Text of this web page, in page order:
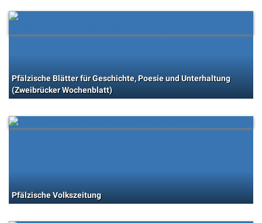
Pfälzische Blätter für Geschichte, Poesie und Unterhaltung
(Zweibrücker Wochenblatt)
Pfälzische Volkszeitung